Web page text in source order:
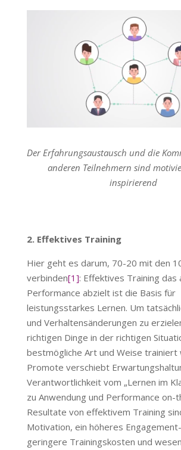
Der Erfahrungsaustausch und die
anderen Teilnehmern sind
inspirierend
2. Effektives Training
Hier geht es darum, 70-20 mit den
verbinden[1]: Effektives Training das
Performance abzielt ist die Basis für
leistungsstarkes Lernen. Um
und Verhaltensänderungen zu
richtigen Dinge in der richtigen
bestmögliche Art und Weise trainiert
Promote verschiebt
Verantwortlichkeit vom „Lernen im
zu Anwendung und Performance on-
Resultate von effektivem Training
Motivation, ein höheres
geringere Trainingskosten und